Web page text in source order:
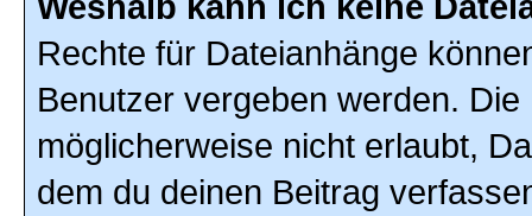
Rechte für Dateianhänge
Benutzer vergeben werden.
möglicherweise nicht erlaubt,
dem du deinen Beitrag